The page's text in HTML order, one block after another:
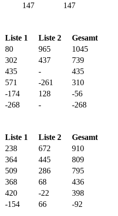
147 147
Liste 1 Liste 2
Gesamt
80 965
1045
302 437
739
435 -
435
571 -261
310
-174 128
-56
-268 - -268
Liste 1 Liste 2
Gesamt
238 672
910
364 445
809
509 286
795
368 68
436
420 -22
398
-154 66 -92